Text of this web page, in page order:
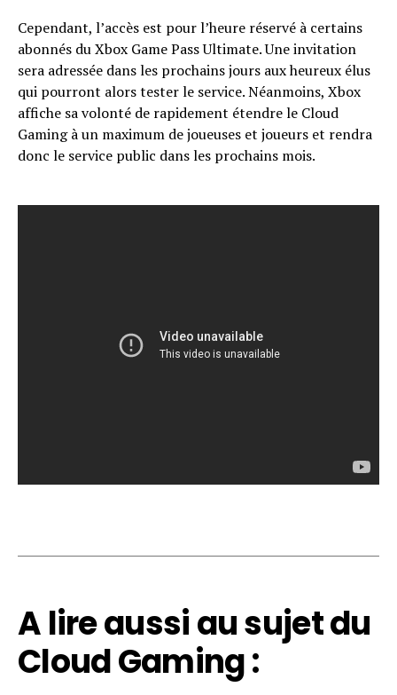
Cependant, l’accès est pour l’heure réservé à certains
abonnés du Xbox Game Pass Ultimate. Une invitation
sera adressée dans les prochains jours aux heureux élus
qui pourront alors tester le service. Néanmoins, Xbox
affiche sa volonté de rapidement étendre le Cloud
Gaming à un maximum de joueuses et joueurs et rendra
donc le service public dans les prochains mois.
A lire aussi au sujet du
Cloud Gaming :